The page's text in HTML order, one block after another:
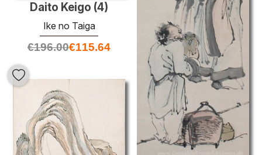
Daito Keigo (4)
Ike no Taiga
€196.00€115.64